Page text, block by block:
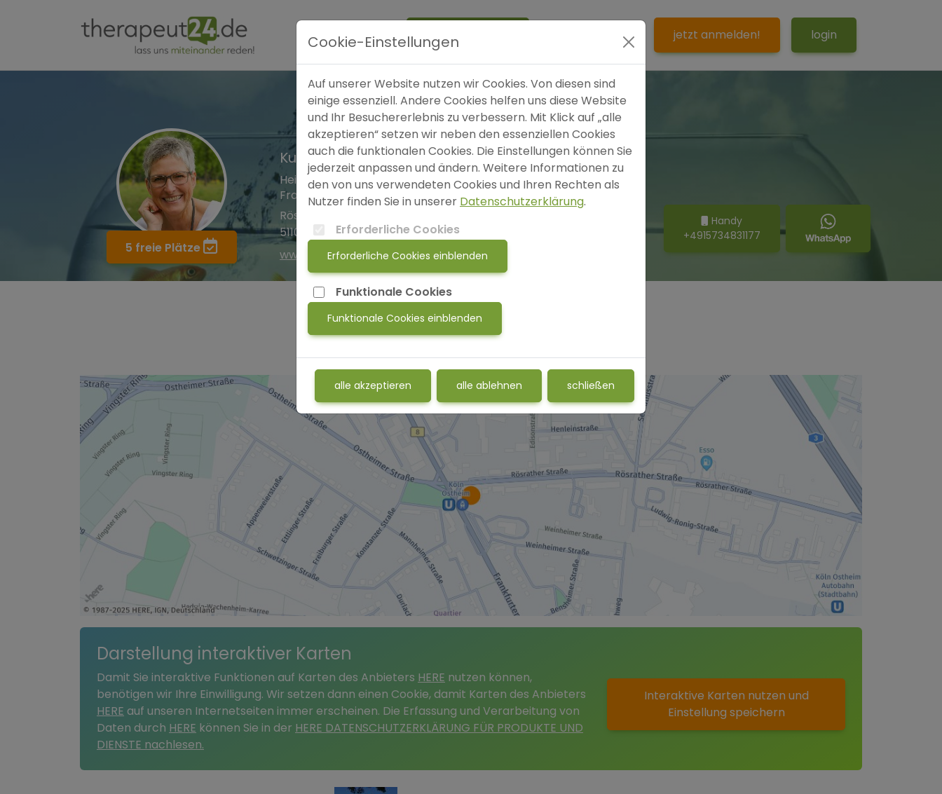
SOS jetzt anmelden! login
5 freie Plätze
Kunst & Seele
Heilpraktiker*in für Psychotherapie
Frau Jutta Eckart
Rösrather Straße 2-16
51107 Köln
www.kunstundseele.com
Handy
+4915734831177
Darstellung interaktiver Karten
Damit Sie interaktive Funktionen auf Karten des Anbieters HERE nutzen können,
benötigen wir Ihre Einwilligung. Wir setzen dann einen Cookie, damit Karten des Anbieters
HERE auf unseren Internetseiten immer erscheinen. Die Erfassung und Verarbeitung von
Daten durch HERE können Sie in der HERE DATENSCHUTZERKLÄRUNG FÜR PRODUKTE UND
DIENSTE nachlesen.
Interaktive Karten nutzen und
Einstellung speichern
Cookie-Einstellungen
Auf unserer Website nutzen wir Cookies. Von diesen sind
einige essenziell. Andere Cookies helfen uns diese Website
und Ihr Besuchererlebnis zu verbessern. Mit Klick auf „alle
akzeptieren“ setzen wir neben den essenziellen Cookies
auch die funktionalen Cookies. Die Einstellungen können Sie
jederzeit anpassen und ändern. Weitere Informationen zu
den von uns verwendeten Cookies und Ihren Rechten als
Nutzer finden Sie in unserer Datenschutzerklärung.
Erforderliche Cookies
Erforderliche Cookies einblenden
Funktionale Cookies
Funktionale Cookies einblenden
alle akzeptieren alle ablehnen schließen